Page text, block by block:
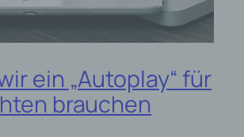
ein „Autoplay“ für
brauchen